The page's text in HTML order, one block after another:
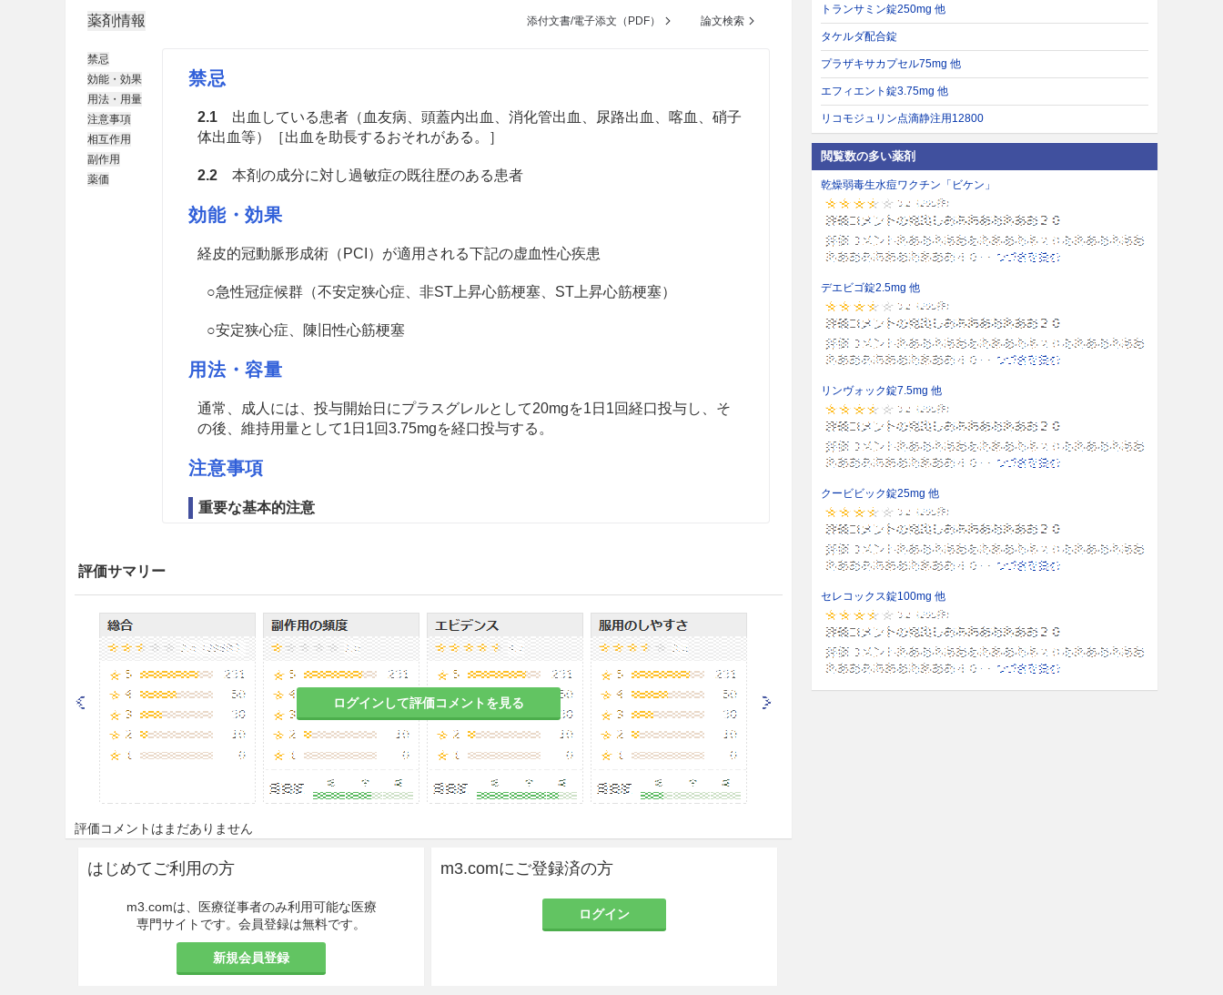
薬剤情報 添付文書/電子添文（PDF） 論文検索
禁忌
効能・効果
用法・用量
注意事項
相互作用
副作用
薬価
禁忌
2.1出血している患者（血友病、頭蓋内出血、消化管出血、尿路出血、喀血、硝子
体出血等）［出血を助長するおそれがある。］
2.2本剤の成分に対し過敏症の既往歴のある患者
効能・効果
経皮的冠動脈形成術（PCI）が適用される下記の虚血性心疾患
○急性冠症候群（不安定狭心症、非ST上昇心筋梗塞、ST上昇心筋梗塞）
○安定狭心症、陳旧性心筋梗塞
用法・容量
通常、成人には、投与開始日にプラスグレルとして20mgを1日1回経口投与し、そ
の後、維持用量として1日1回3.75mgを経口投与する。
注意事項
重要な基本的注意
と。
・冠動脈造影前に初回負荷投与を行う場合は、本剤の血小板凝集抑制作用による
出血のリスクが高まるので、穿刺部位等からの出血に十分注意すること。非ST上
昇心筋梗塞患者を対象とした海外臨床試験において、海外での初回負荷用量をPCI
施行時に単回投与した場合に比較し、冠動脈造影前及びPCI施行時に分割投与した
場合に、更なる有効性は認められずPCI施行に関連した重大な出血リスクが増大し
たとの報告がある。
・本剤による血小板凝集抑制が問題となるような手術の場合には、14日以上前に
投与を中止することが望ましい。なお、十分な休薬期間を設けることができない
剤の再投与が必要な場合には、手術部位の止血を確認してから再開すること。［1
・出血を示唆する臨床症状が疑われた場合には、直ちに血球算定等の適切な検査
を実施すること。［11.1.1参照］
評価サマリー
ログインして評価コメントを見る
評価コメントはまだありません
はじめてご利用の方
m3.comは、医療従事者のみ利用可能な医療
専門サイトです。会員登録は無料です。
新規会員登録
m3.comにご登録済の方
ログイン
トランサミン錠250mg 他
タケルダ配合錠
プラザキサカプセル75mg 他
エフィエント錠3.75mg 他
リコモジュリン点滴静注用12800
閲覧数の多い薬剤
乾燥弱毒生水痘ワクチン「ビケン」
デエビゴ錠2.5mg 他
リンヴォック錠7.5mg 他
クービビック錠25mg 他
セレコックス錠100mg 他